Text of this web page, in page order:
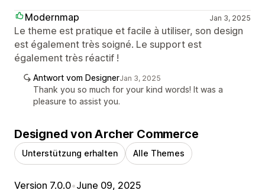
Modernmap Jan 3, 2025
Le theme est pratique et facile à utiliser, son design
est également très soigné. Le support est
également très réactif !
Antwort vom DesignerJan 3, 2025
Thank you so much for your kind words! It was a
pleasure to assist you.
Designed von Archer Commerce
Unterstützung erhalten Alle Themes
Version 7.0.0•June 09, 2025